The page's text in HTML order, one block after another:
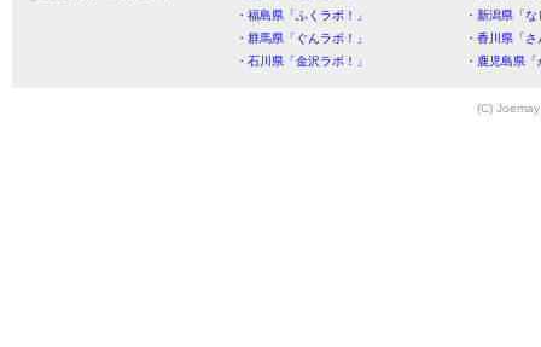
・福島県「ふくラボ！」
・新潟県「
・群馬県「ぐんラボ！」
・香川県「
・石川県「金沢ラボ！」
・鹿児島県
(C)